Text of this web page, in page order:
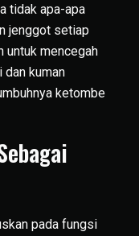
tidak apa-apa
jenggot setiap
untuk mencegah
dan kuman
ketombe
pada fungsi